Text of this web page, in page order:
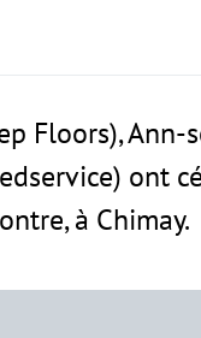
Floors),
ont
à Chimay.